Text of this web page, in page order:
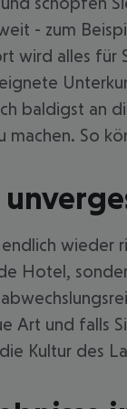
- zum
wird alles für
baldigst an
So
endlich
Hotel,
Art und falls
Kultur des